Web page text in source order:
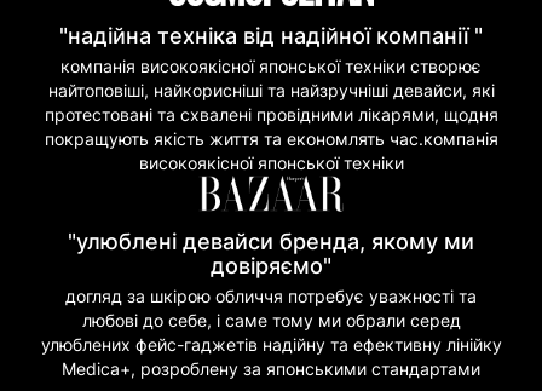
"надійна техніка від надійної компанії "
компанія високоякісної японської техніки створює
найтоповіші, найкорисніші та найзручніші девайси, які
протестовані та схвалені провідними лікарями, щодня
покращують якість життя та економлять час.компанія
високоякісної японської техніки
"улюблені девайси бренда, якому ми
довіряємо"
догляд за шкірою обличчя потребує уважності та
любові до себе, і саме тому ми обрали серед
улюблених фейс-гаджетів надійну та ефективну лінійку
Medica+, розроблену за японськими стандартами